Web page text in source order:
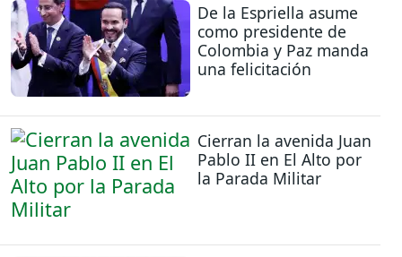
De la Espriella asume
como presidente de
Colombia y Paz manda
una felicitación
Cierran la avenida Juan
Pablo II en El Alto por
la Parada Militar